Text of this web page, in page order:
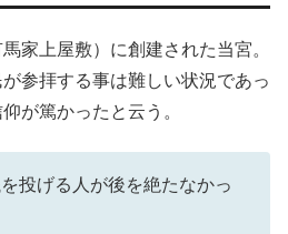
家上屋敷）に創建された当宮。
参拝する事は難しい状況であっ
が篤かったと云う。
投げる人が後を絶たなかっ